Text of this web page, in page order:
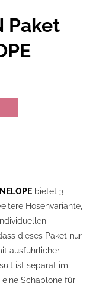
Paket
bietet 3
Hosenvariante,
dieses Paket nur
ausführlicher
ist separat im
Schablone für